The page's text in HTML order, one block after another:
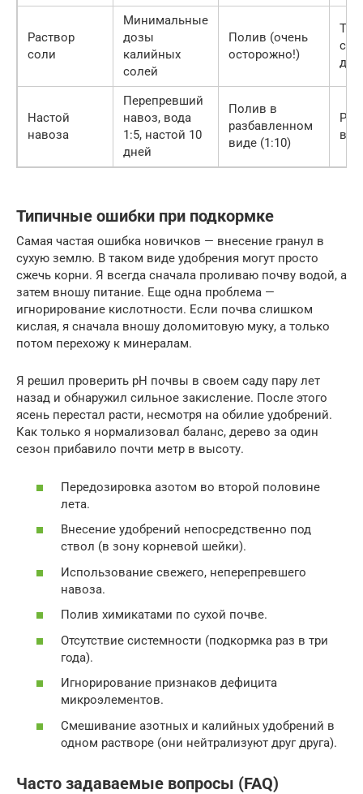
Раствор
соли
Минимальные
дозы
калийных
солей
Полив (очень
осторожно!)
Настой
навоза
Перепревший
навоз, вода
1:5, настой 10
дней
Полив в
разбавленном
виде (1:10)
Типичные ошибки при подкормке
Самая частая ошибка новичков — внесение гранул в
сухую землю. В таком виде удобрения могут просто
сжечь корни. Я всегда сначала проливаю почву водой, а
затем вношу питание. Еще одна проблема —
игнорирование кислотности. Если почва слишком
кислая, я сначала вношу доломитовую муку, а только
потом перехожу к минералам.
Я решил проверить pH почвы в своем саду пару лет
назад и обнаружил сильное закисление. После этого
ясень перестал расти, несмотря на обилие удобрений.
Как только я нормализовал баланс, дерево за один
сезон прибавило почти метр в высоту.
Передозировка азотом во второй половине
лета.
Внесение удобрений непосредственно под
ствол (в зону корневой шейки).
Использование свежего, неперепревшего
навоза.
Полив химикатами по сухой почве.
Отсутствие системности (подкормка раз в три
года).
Игнорирование признаков дефицита
микроэлементов.
Смешивание азотных и калийных удобрений в
одном растворе (они нейтрализуют друг друга).
Часто задаваемые вопросы (FAQ)